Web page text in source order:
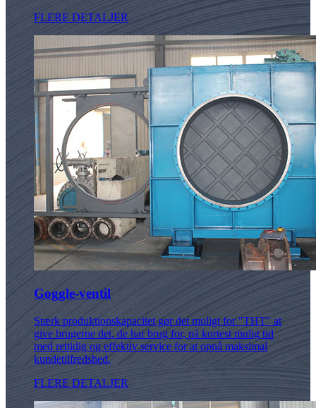
FLERE DETALJER
Goggle-ventil
Stærk produktionskapacitet gør det muligt for "THT" at
give brugerne det, de har brug for, på kortest mulig tid
med rettidig og effektiv service for at opnå maksimal
kundetilfredshed.
FLERE DETALJER